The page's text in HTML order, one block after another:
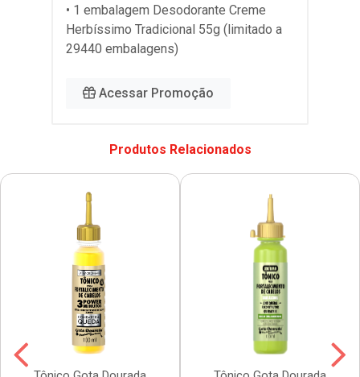
• 1 embalagem Desodorante Creme
Herbíssimo Tradicional 55g (limitado a
29440 embalagens)
Acessar Promoção
Produtos Relacionados